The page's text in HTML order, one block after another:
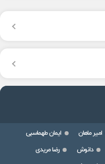
امیر ماهان
ایمان طهماسبی
دانوش
رضا مریدی